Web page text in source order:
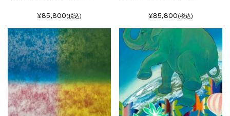
¥85,800(税込) ¥85,800(税込)